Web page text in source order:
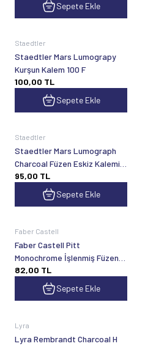
Sepete Ekle
Staedtler
Staedtler Mars Lumograpy
Kurşun Kalem 100 F
100,00 TL
Sepete Ekle
Staedtler
Staedtler Mars Lumograph
Charcoal Füzen Eskiz Kalemi
100 C-M
95,00 TL
Sepete Ekle
Faber Castell
Faber Castell Pitt
Monochrome İşlenmiş Füzen
Kömür Kalem Sert
82,00 TL
Sepete Ekle
Lyra
Lyra Rembrandt Charcoal H